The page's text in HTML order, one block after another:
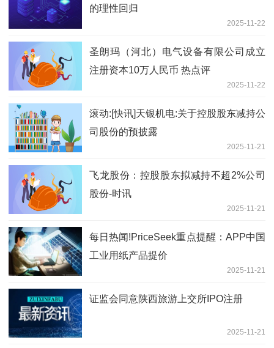
的理性回归
2025-11-22
圣朗玛（河北）电气设备有限公司成立
注册资本10万人民币 热点评
2025-11-22
滚动:[快讯]天银机电:关于控股股东减持公
司股份的预披露
2025-11-21
飞龙股份：控股股东拟减持不超2%公司
股份-时讯
2025-11-21
每日热闻!PriceSeek重点提醒：APP中国
工业用纸产品提价
2025-11-21
证监会同意陕西旅游上交所IPO注册
2025-11-21